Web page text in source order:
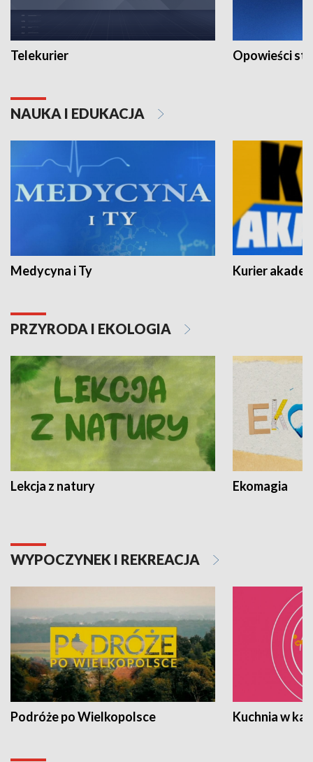
Telekurier Opowieści
NAUKA I EDUKACJA
Medycyna i Ty Kurier
PRZYRODA I EKOLOGIA
Lekcja z natury Ekomagia
WYPOCZYNEK I REKREACJA
Podróże po Wielkopolsce Kuchnia w